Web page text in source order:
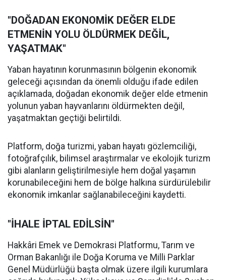
"DOĞADAN EKONOMİK DEĞER ELDE
ETMENİN YOLU ÖLDÜRMEK DEĞİL,
YAŞATMAK"
Yaban hayatının korunmasının bölgenin ekonomik
geleceği açısından da önemli olduğu ifade edilen
açıklamada, doğadan ekonomik değer elde etmenin
yolunun yaban hayvanlarını öldürmekten değil,
yaşatmaktan geçtiği belirtildi.
Platform, doğa turizmi, yaban hayatı gözlemciliği,
fotoğrafçılık, bilimsel araştırmalar ve ekolojik turizm
gibi alanların geliştirilmesiyle hem doğal yaşamın
korunabileceğini hem de bölge halkına sürdürülebilir
ekonomik imkanlar sağlanabileceğini kaydetti.
"İHALE İPTAL EDİLSİN"
Hakkâri Emek ve Demokrasi Platformu, Tarım ve
Orman Bakanlığı ile Doğa Koruma ve Milli Parklar
Genel Müdürlüğü başta olmak üzere ilgili kurumlara